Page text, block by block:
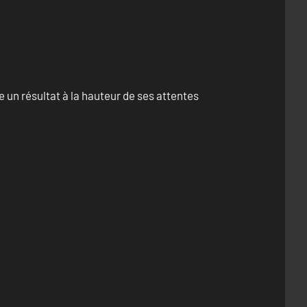
résultat à la hauteur de ses attentes